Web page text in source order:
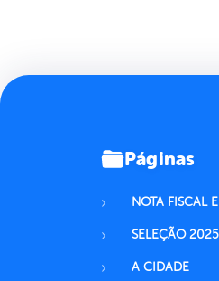
Páginas
NOTA FISCAL
SELEÇÃO 2025
A CIDADE